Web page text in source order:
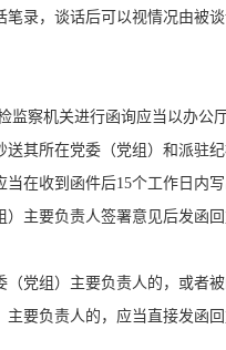
笔录，谈话后可以视情况由被
监察机关进行函询应当以办公
送其所在党委（党组）和派驻
在收到函件后15个工作日内写
主要负责人签署意见后发函回
（党组）主要负责人的，或者
主要负责人的，应当直接发函